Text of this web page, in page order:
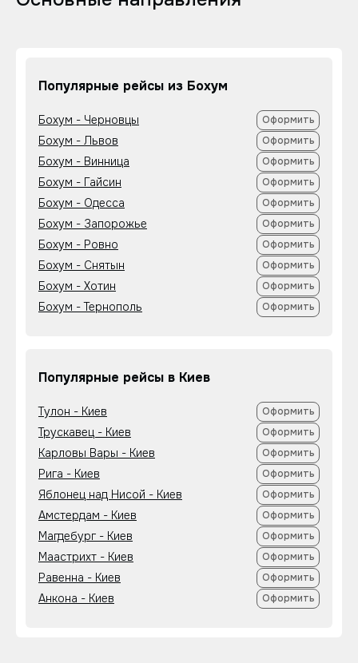
Популярные рейсы из Бохум
Бохум - Черновцы Оформить
Бохум - Львов Оформить
Бохум - Винница Оформить
Бохум - Гайсин Оформить
Бохум - Одесса Оформить
Бохум - Запорожье Оформить
Бохум - Ровно Оформить
Бохум - Снятын Оформить
Бохум - Хотин Оформить
Бохум - Тернополь Оформить
Популярные рейсы в Киев
Тулон - Киев Оформить
Трускавец - Киев Оформить
Карловы Вары - Киев Оформить
Рига - Киев Оформить
Яблонец над Нисой - Киев Оформить
Амстердам - Киев Оформить
Магдебург - Киев Оформить
Маастрихт - Киев Оформить
Равенна - Киев Оформить
Анкона - Киев Оформить